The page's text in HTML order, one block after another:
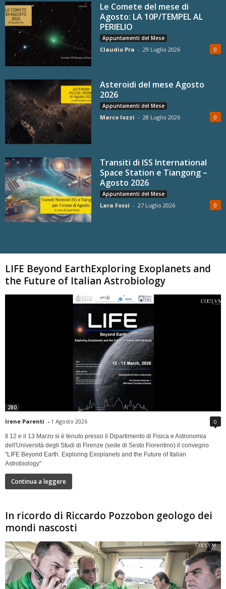
Le Comete del mese di
Agosto: LA 10P/TEMPEL AL
PERIELIO
Appuntamenti del Mese
Claudio Pra - 29 Luglio 2026 0
Asteroidi del mese Agosto
2026
Appuntamenti del Mese
Marco Iozzi - 28 Luglio 2026 0
Transiti di ISS International
Space Station e Tiangong –
Agosto 2026
Appuntamenti del Mese
Lara Fossi - 27 Luglio 2026 0
LIFE Beyond EarthExploring Exoplanets and
the Future of Italian Astrobiology
280
Irene Parenti - 1 Agosto 2026 0
Il 12 e il 13 Marzo si è tenuto presso il Dipartimento di Fisica e Astronomia
dell'Università degli Studi di Firenze (sede di Sesto Fiorentino) il convegno
"LIFE Beyond Earth. Exploring Exoplanets and the Future of Italian
Astrobiology"
Continua a leggere
In ricordo di Riccardo Pozzobon geologo dei
mondi nascosti